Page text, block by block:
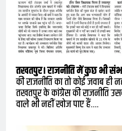
तखतपुर।राजनीति में कुछ भी
की राजनीति का तो कोई जवाब
तखतपुर के कांग्रेस की राजनीति
वाले भी नहीं खोज पाए हैं….